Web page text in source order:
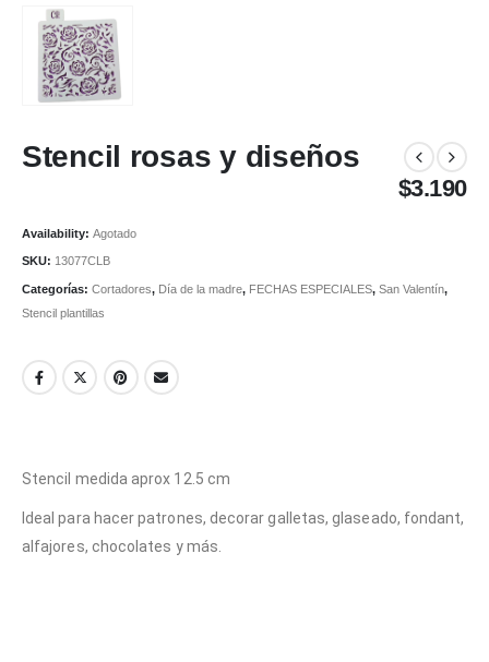
Stencil rosas y diseños
$3.190
Availability: Agotado
SKU: 13077CLB
Categorías: Cortadores, Día de la madre, FECHAS ESPECIALES, San Valentín,
Stencil plantillas
Stencil medida aprox 12.5 cm
Ideal para hacer patrones, decorar galletas, glaseado, fondant,
alfajores, chocolates y más.